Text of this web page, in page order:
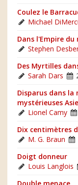
Coulez le
Michael
Dans l'Empire du
Stephen
Des Myrtilles
Sarah Dars
Disparus dans
mystérieuses Asie
Lionel Camy
Dix centimètres
M. G. Braun
Doigt donneur
Louis Langlois
Double menace